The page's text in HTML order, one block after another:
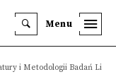
Menu
i Metodologii Badań